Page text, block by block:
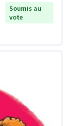
Soumis au
vote